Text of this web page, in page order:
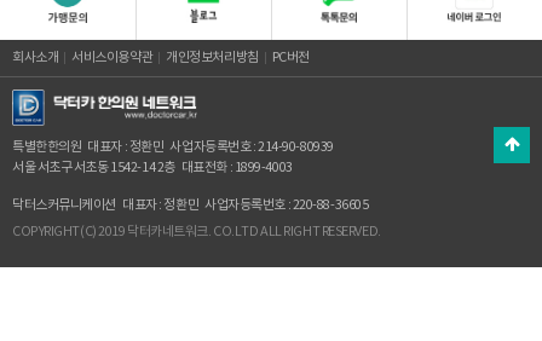
회사소개 서비스이용약관 개인정보처리방침 PC버전
특별한한의원 대표자 : 정환민 사업자등록번호 : 214-90-80939
서울 서초구 서초동 1542-14 2층 대표전화 : 1899-4003
닥터스커뮤니케이션 대표자 : 정환민 사업자등록번호 : 220-88-36605
COPYRIGHT(C) 2019 닥터카네트워크. CO.LTD ALL RIGHT RESERVED.